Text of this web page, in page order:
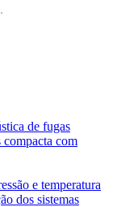
.
de fugas
compacta com
e temperatura
dos sistemas